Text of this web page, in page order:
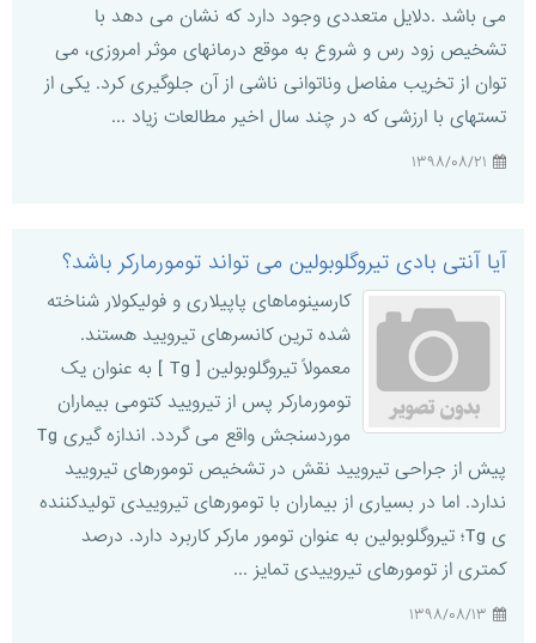
می باشد .دلایل متعددی وجود دارد که نشان می دهد با
تشخیص زود رس و شروع به موقع درمانهای موثر امروزی، می
توان از تخریب مفاصل وناتوانی ناشی از آن جلوگیری کرد. یکی از
تستهای با ارزشی که در چند سال اخیر مطالعات زیاد ...
آیا آنتی بادی تیروگلوبولین می تواند تومورمارکر باشد؟
کارسینوماهای پاپیلاری و فولیکولار شناخته
شده ترین کانسرهای تیرویید هستند.
معمولاً تیروگلوبولین [ Tg ] به عنوان یک
تومورمارکر پس از تیرویید کتومی بیماران
موردسنجش واقع می گردد. اندازه گیری Tg
پیش از جراحی تیرویید نقش در تشخیص تومورهای تیرویید
ندارد. اما در بسیاری از بیماران با تومورهای تیروییدی تولیدکننده
ی Tg؛ تیروگلوبولین به عنوان تومور مارکر کاربرد دارد. درصد
کمتری از تومورهای تیروییدی تمایز ...